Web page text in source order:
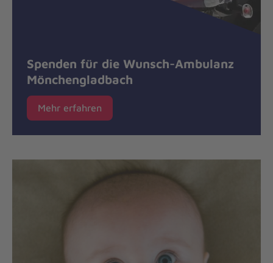
Spenden für die Wunsch-Ambulanz
Mönchengladbach
Mehr erfahren